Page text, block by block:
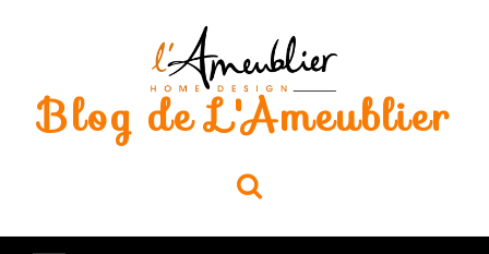
Blog de L'Ameublier